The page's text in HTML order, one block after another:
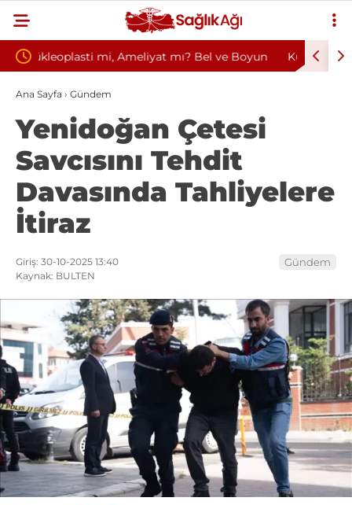
Bel ve Boyun Kültür ve Turizm Bakanlığı Uludağ Alan
Ana Sayfa › Gündem
Yenidoğan Çetesi
Savcısını Tehdit
Davasında Tahliyelere
İtiraz
Giriş: 30-10-2025 13:40
Kaynak: BULTEN
Gündem